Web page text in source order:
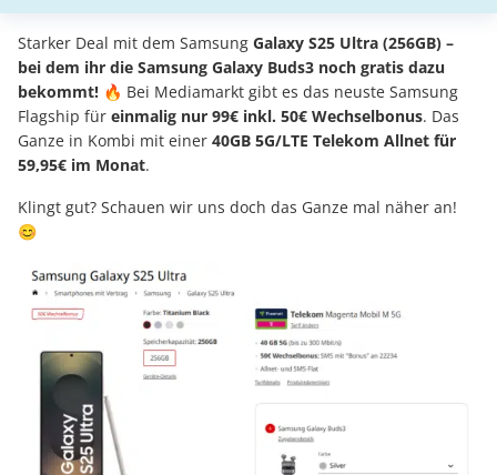
Starker Deal mit dem Samsung Galaxy S25 Ultra (256GB) –
bei dem ihr die Samsung Galaxy Buds3 noch gratis dazu
bekommt! 🔥 Bei Mediamarkt gibt es das neuste Samsung
Flagship für einmalig nur 99€ inkl. 50€ Wechselbonus. Das
Ganze in Kombi mit einer 40GB 5G/LTE Telekom Allnet für
59,95€ im Monat.
Klingt gut? Schauen wir uns doch das Ganze mal näher an!
😊